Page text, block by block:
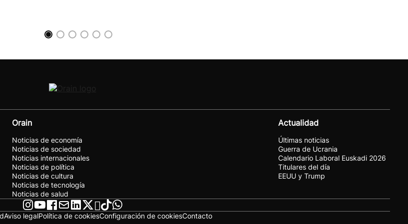
Orain
Noticias de economía
Noticias de sociedad
Noticias internacionales
Noticias de política
Noticias de cultura
Noticias de tecnología
Noticias de salud
Actualidad
Últimas noticias
Guerra de Ucrania
Calendario Laboral Euskadi 2026
Titulares del día
EEUU y Trump
Aviso legalPolítica de cookiesConfiguración de cookiesContacto